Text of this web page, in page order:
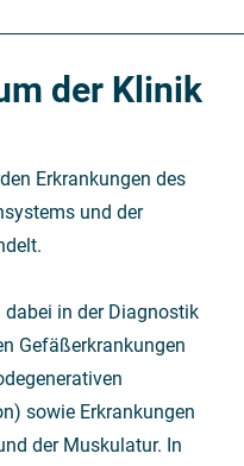
der Klinik
Erkrankungen des
und der
dabei in der Diagnostik
Gefäßerkrankungen
sowie Erkrankungen
der Muskulatur. In